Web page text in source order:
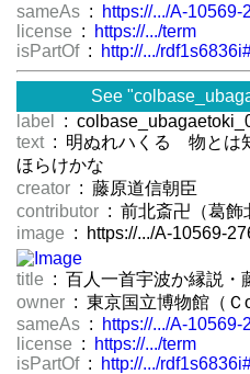
sameAs :
https://.../A-10569-
license :
https://.../term
isPartOf : http://.../
See
label
:
text : 明ぬれハくるゝ物とは
ほらけかな
creator : 藤原道信朝臣
contributor : 前北斎卍（葛飾
image : https://.../A-10569-
title : 百人一首宇波か縁説・
owner : 東京国立博物館（Ｃ
sameAs :
https://.../A-10569-
license :
https://.../term
isPartOf : http://.../